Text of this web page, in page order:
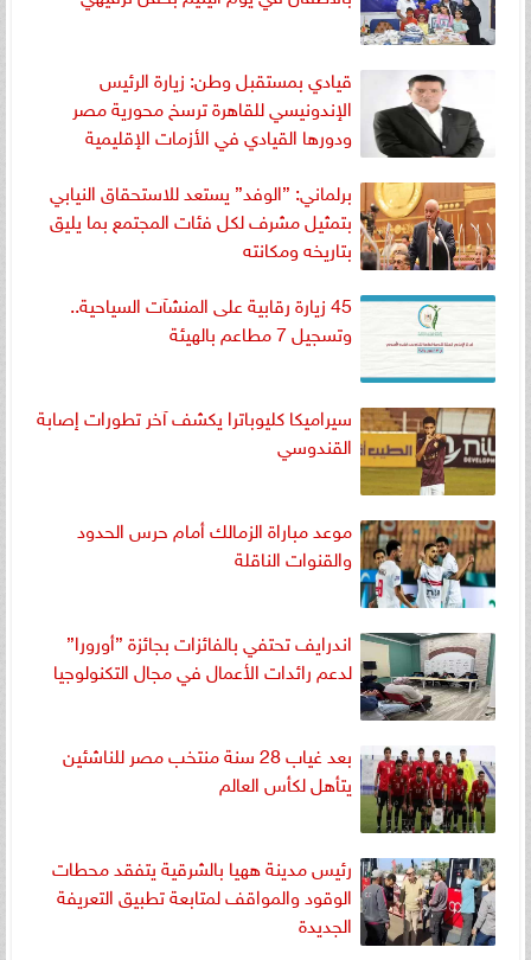
قيادي بمستقبل وطن: زيارة الرئيس
الإندونيسي للقاهرة ترسخ محورية مصر
ودورها القيادي في الأزمات الإقليمية
برلماني: ”الوفد” يستعد للاستحقاق النيابي
بتمثيل مشرف لكل فئات المجتمع بما يليق
بتاريخه ومكانته
45 زيارة رقابية على المنشآت السياحية..
وتسجيل 7 مطاعم بالهيئة
سيراميكا كليوباترا يكشف آخر تطورات إصابة
القندوسي
موعد مباراة الزمالك أمام حرس الحدود
والقنوات الناقلة
اندرايف تحتفي بالفائزات بجائزة ”أورورا”
لدعم رائدات الأعمال في مجال التكنولوجيا
بعد غياب 28 سنة منتخب مصر للناشئين
يتأهل لكأس العالم
رئيس مدينة ههيا بالشرقية يتفقد محطات
الوقود والمواقف لمتابعة تطبيق التعريفة
الجديدة